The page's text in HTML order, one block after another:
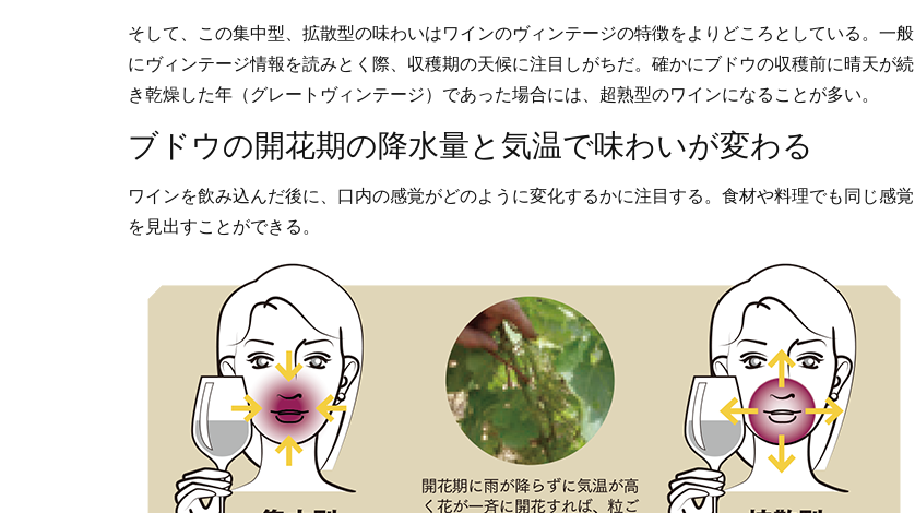
そして、この集中型、拡散型の味わいはワインのヴィンテージの特徴をよりどころとしている。一般
にヴィンテージ情報を読みとく際、収穫期の天候に注目しがちだ。確かにブドウの収穫前に晴天が続
き乾燥した年（グレートヴィンテージ）であった場合には、超熟型のワインになることが多い。
ブドウの開花期の降水量と気温で味わいが変わる
ワインを飲み込んだ後に、口内の感覚がどのように変化するかに注目する。食材や料理でも同じ感覚
を見出すことができる。